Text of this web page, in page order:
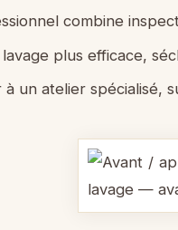
combine
lavage plus efficace,
à un atelier spécialisé,